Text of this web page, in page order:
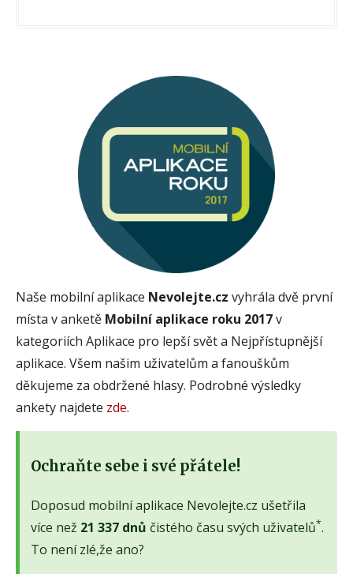
Naše mobilní aplikace Nevolejte.cz vyhrála dvě první
místa v anketě Mobilní aplikace roku 2017v
kategoriích Aplikace pro lepší svět a Nejpřístupnější
aplikace. Všem našim uživatelům a fanouškům
děkujeme za obdržené hlasy. Podrobné výsledky
ankety najdete zde.
Ochraňte sebe i své přátele!
Doposud mobilní aplikace Nevolejte.cz ušetřila
více než 21 337 dnů čistého času svých uživatelů*.
To není zlé,že ano?